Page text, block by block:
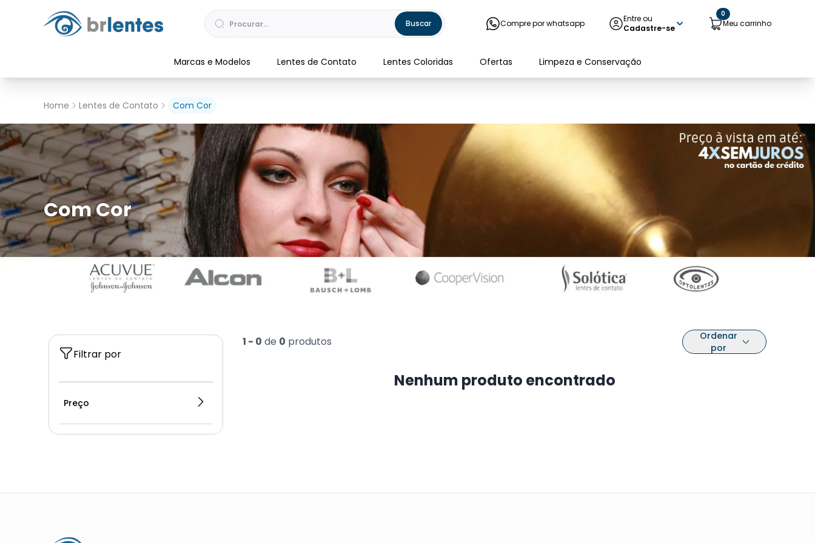
Buscar Compre por whatsapp
Entre ou
Cadastre-se
0
Meu carrinho
Marcas e Modelos Lentes de Contato Lentes Coloridas Ofertas Limpeza e Conservação
Home Lentes de Contato Com Cor
Com Cor
Filtrar por
Preço
1 - 0 de 0 produtos
Ordenar
por
Nenhum produto encontrado